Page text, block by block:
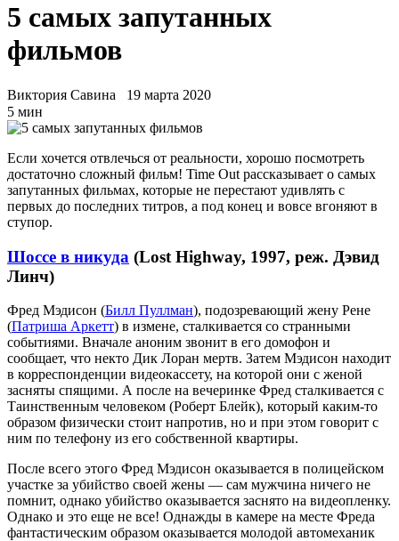
5 самых запутанных
фильмов
Виктория Савина
19 марта 2020
5 мин
Если хочется отвлечься от реальности, хорошо посмотреть
достаточно сложный фильм! Time Out рассказывает о самых
запутанных фильмах, которые не перестают удивлять с
первых до последних титров, а под конец и вовсе вгоняют в
ступор.
Шоссе в никуда (Lost Highway, 1997, реж. Дэвид
Линч)
Фред Мэдисон (Билл Пуллман), подозревающий жену Рене
(Патриша Аркетт) в измене, сталкивается со странными
событиями. Вначале аноним звонит в его домофон и
сообщает, что некто Дик Лоран мертв. Затем Мэдисон находит
в корреспонденции видеокассету, на которой они с женой
засняты спящими. А после на вечеринке Фред сталкивается с
Таинственным человеком (Роберт Блейк), который каким-то
образом физически стоит напротив, но и при этом говорит с
ним по телефону из его собственной квартиры.
После всего этого Фред Мэдисон оказывается в полицейском
участке за убийство своей жены — сам мужчина ничего не
помнит, однако убийство оказывается заснято на видеопленку.
Однако и это еще не все! Однажды в камере на месте Фреда
фантастическим образом оказывается молодой автомеханик